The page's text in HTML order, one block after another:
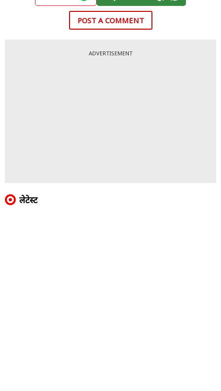
POST A COMMENT
ADVERTISEMENT
लेटेस्ट